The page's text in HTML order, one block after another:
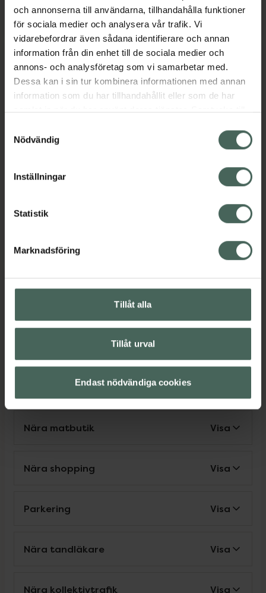
och annonserna till användarna, tillhandahålla funktioner
för sociala medier och analysera vår trafik. Vi
vidarebefordrar även sådana identifierare och annan
information från din enhet till de sociala medier och
annons- och analysföretag som vi samarbetar med.
Dessa kan i sin tur kombinera informationen med annan
information som du har tillhandahållit eller som de har
samlat in när du har använt deras tjänster. Samtycke till
återkalla ditt samtycke via webbplatsens
cookieinställningar. Ett återkallat samtycke påverkar inte
lagligheten av behandling som skett innan återkallelsen.
Nödvändig
Inställningar
Statistik
Marknadsföring
Tillåt alla
Tillåt urval
Endast nödvändiga cookies
Söndag 10:00-16:00
Språk
Svenska
Persiska
Ukrainska
Tänk på att personen som pratar ett visst språk inte
finns på apoteket alla dagar, så vissa avvikelser kan
förekomma. Kontakta oss gärna om du har frågor.
Make up-sortiment
Rullstolsanpassad åtkomst
Nära matbutik Visa
Nära shopping Visa
Parkering Visa
Nära tandläkare Visa
Nära kollektivtrafik Visa